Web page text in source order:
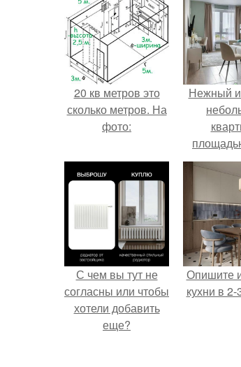
20 кв метров это
сколько метров. На
фото:
Нежный
С чем вы тут не
согласны или чтобы
хотели добавить
еще?
Опишите
кухни в